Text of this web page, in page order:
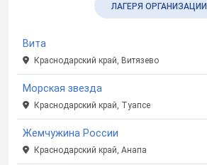
ЛАГЕРЯ ОРГАНИЗАЦИИ
Вита
Краснодарский край, Витязево
Морская звезда
Краснодарский край, Туапсе
Жемчужина России
Краснодарский край, Анапа